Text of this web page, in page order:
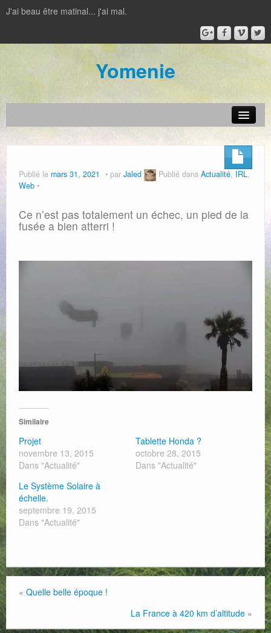
J'ai beau être matinal... j'ai mal.
Yomenie
Actualité
Jeux de plateau
Film – Série
Livre – BD
Publié le mars 31, 2021 par Jaled Publié dans Actualité, IRL,
Web
Ce n’est pas totalement un échec, un pied de la
fusée a bien atterri !
Similaire
Projet
novembre 13, 2015
Dans "Actualité"
Tablette Honda ?
octobre 28, 2015
Dans "Actualité"
Le Système Solaire à
échelle.
septembre 19, 2015
Dans "Actualité"
« Quelle belle époque !
La France à 420 km d’altitude »